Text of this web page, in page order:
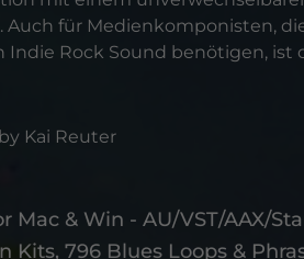
Auch für Medienkomponisten,
Indie Rock Sound benötigen, ist
Kai Reuter
Mac & Win - AU/VST/AAX/
Kits, 796 Blues Loops &